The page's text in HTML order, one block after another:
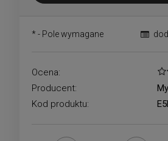
* - Pole wymagane
Ocena:
Producent:
Kod produktu: